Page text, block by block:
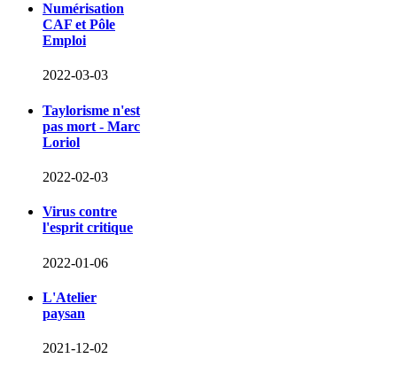
Numérisation
CAF et Pôle
Emploi
2022-03-03
Taylorisme n'est
pas mort - Marc
Loriol
2022-02-03
Virus contre
l'esprit critique
2022-01-06
L'Atelier
paysan
2021-12-02